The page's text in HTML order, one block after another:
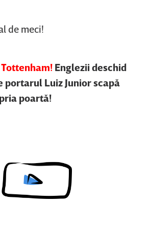
de meci!
Tottenham! Englezii deschid
portarul Luiz Junior scapă
poartă!